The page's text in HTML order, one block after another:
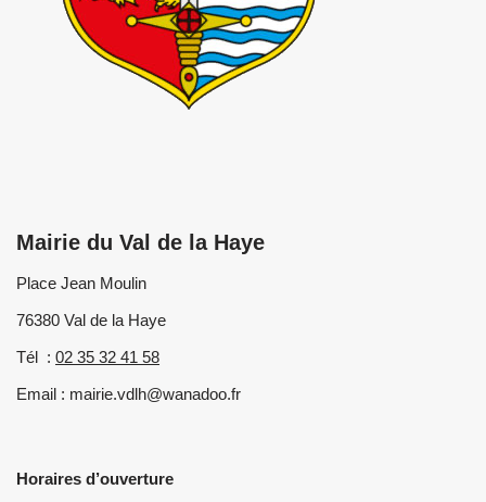
Mairie du Val de la Haye
Place Jean Moulin
76380 Val de la Haye
Tél : 02 35 32 41 58
Email : mairie.vdlh@wanadoo.fr
Horaires d’ouverture